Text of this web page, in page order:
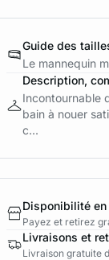
Guide des
Le mannequin
Description,
Incontournable
bain à nouer
c...
Disponibilité
Payez et retirez
Livraisons et
Livraison gratuite